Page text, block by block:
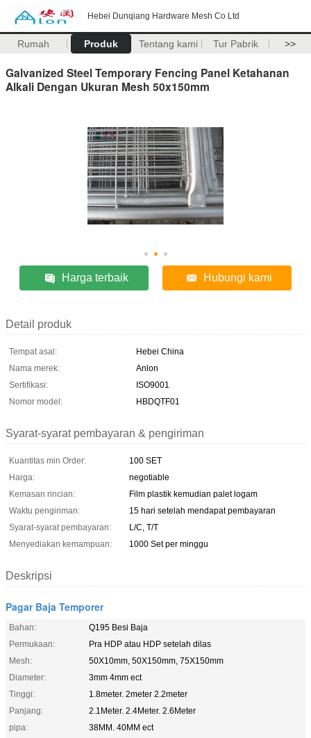
Hebei Dunqiang Hardware Mesh Co Ltd
Rumah Produk Tentang kami Tur Pabrik >>
Galvanized Steel Temporary Fencing Panel Ketahanan
Alkali Dengan Ukuran Mesh 50x150mm
Harga terbaik Hubungi kami
Detail produk
Tempat asal:
Hebei China
Nama merek:
Anlon
Sertifikasi:
ISO9001
Nomor model:
HBDQTF01
Syarat-syarat pembayaran & pengiriman
Kuantitas min Order:
100 SET
Harga:
negotiable
Kemasan rincian:
Film plastik kemudian palet logam
Waktu pengiriman:
15 hari setelah mendapat pembayaran
Syarat-syarat pembayaran:
L/C, T/T
Menyediakan kemampuan:
1000 Set per minggu
Deskripsi
Pagar Baja Temporer
Bahan:
Q195 Besi Baja
Permukaan:
Pra HDP atau HDP setelah dilas
Mesh:
50X10mm, 50X150mm, 75X150mm
Diameter:
3mm 4mm ect
Tinggi:
1.8meter. 2meter 2.2meter
Panjang:
2.1Meter. 2.4Meter. 2.6Meter
pipa:
38MM. 40MM ect